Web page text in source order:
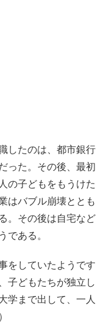
したのは、都市銀行
った。その後、最初
の子どもをもうけた
はバブル崩壊ととも
。その後は自宅など
である。
をしていたようです
子どもたちが独立し
学まで出して、一人